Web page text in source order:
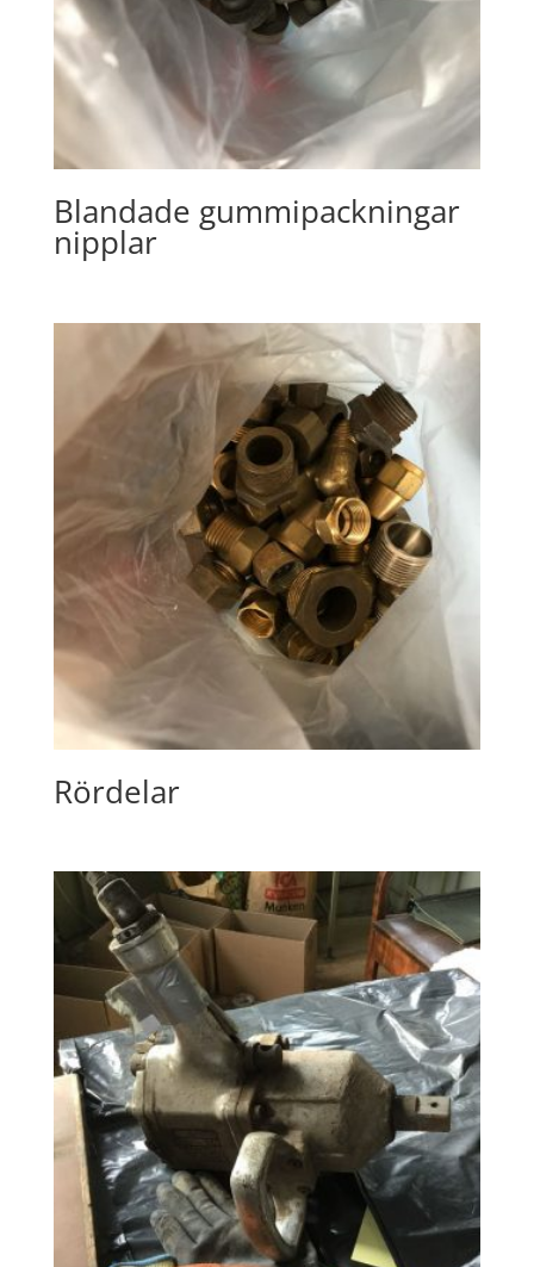
Blandade gummipackningar
nipplar
Rördelar